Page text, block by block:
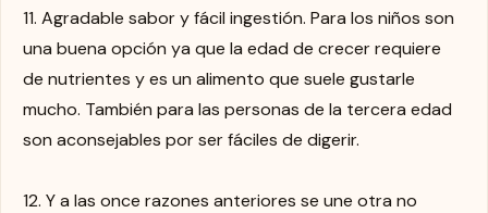
11. Agradable sabor y fácil ingestión. Para los niños son
una buena opción ya que la edad de crecer requiere
de nutrientes y es un alimento que suele gustarle
mucho. También para las personas de la tercera edad
son aconsejables por ser fáciles de digerir.
12. Y a las once razones anteriores se une otra no